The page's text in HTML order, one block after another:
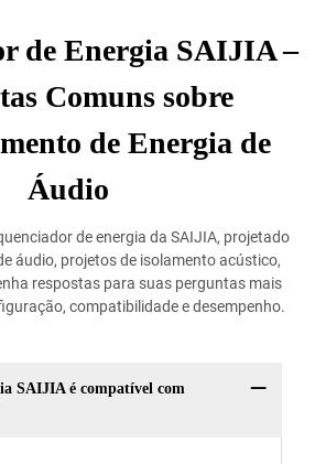
de Energia SAIJIA –
Comuns sobre
de Energia de
Áudio
de energia da SAIJIA, projetado
áudio, projetos de isolamento acústico,
respostas para suas perguntas mais
compatibilidade e desempenho.
SAIJIA é compatível com